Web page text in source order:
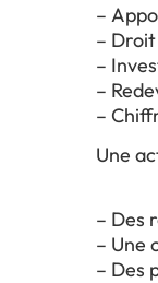
–
–
–
–
–
Une
– Des
– Une
– Des